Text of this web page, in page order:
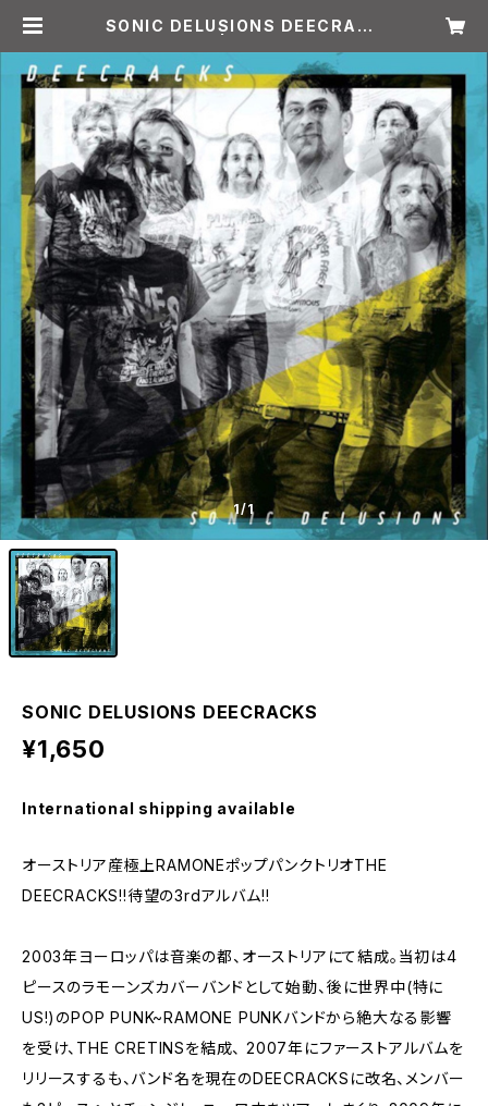
SONIC DELUSIONS DEECRACK
1/1
SONIC DELUSIONS DEECRACKS
¥1,650
International shipping available
オーストリア産極上RAMONEポップパンクトリオTHE
DEECRACKS!!待望の3rdアルバム!!
2003年ヨーロッパは音楽の都、オーストリアにて結成。当初は4
ピースのラモーンズカバーバンドとして始動、後に世界中(特に
US!)のPOP PUNK~RAMONE PUNKバンドから絶大なる影響
を受け、THE CRETINSを結成、 2007年にファーストアルバムを
リリースするも、バンド名を現在のDEECRACKSに改名、メンバー